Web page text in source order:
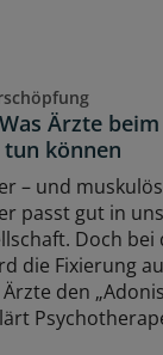
Ärzte
können
– und
passt gut in
Doch bei
die Fixierung
den